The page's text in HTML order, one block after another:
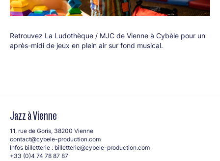
Retrouvez La Ludothèque / MJC de Vienne à Cybèle pour un
après-midi de jeux en plein air sur fond musical.
Jazz à Vienne
11, rue de Goris, 38200 Vienne
contact@cybele-production.com
Infos billetterie : billetterie@cybele-production.com
+33 (0)4 74 78 87 87